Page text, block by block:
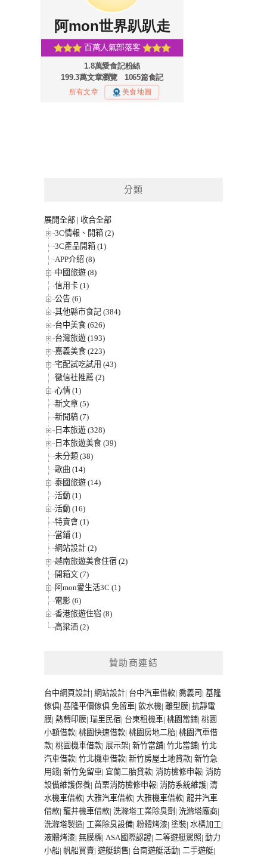
分類
展開全部 | 收合全部
3C情報、開箱 (2)
3C產品開箱 (1)
APP介紹 (8)
中國旅遊 (8)
信用卡 (1)
公告 (6)
其他縣市食記 (384)
台中美食 (626)
台灣旅遊 (193)
嘉義美食 (223)
宅配試吃試用 (43)
徵信社推薦 (2)
心情 (1)
新文章 (5)
新聞稿 (7)
日本旅遊 (328)
日本旅遊美食 (39)
未分類 (38)
歌曲 (14)
泰國旅遊 (14)
活動 (1)
活動 (16)
特賣會 (1)
當鋪 (1)
網站設計 (2)
越南旅遊美食住宿 (2)
開箱文 (7)
阿mon愛生活3C (1)
電影 (6)
香港旅遊住宿 (8)
高粱酒 (2)
贊助商連結
台中網頁設計| 網站設計| 台中汽車借款| 喬義司 | 基隆
傢俱| 基隆平價傢俱 免留車| 飲水機| 離型膜| 抗靜電
膜| 熱轉印膜| 瑞里民宿| 台東租機車| 桃園當鋪| 桃園
小額借款| 桃園快速借款| 桃園房地二胎| 桃園汽車借
款| 桃園機車借款| 展示架| 新竹當舖| 竹北當舖| 竹北
汽車借款| 竹北機車借款| 新竹房屋土地貸款| 新竹急
用錢| 新竹免留車| 宜蘭二胎貸款| 消防檢修申報| 消防
設備維護保養| 苗栗消防檢修申報| 消防系統維護| 清
水機車借款| 大雅汽車借款| 大雅機車借款| 龍井汽車
借款| 龍井機車借款| 洗滌塔工業除臭劑 | 洗滌塔廠商|
洗滌塔製造| 工業除臭設備| 粉體烤漆| 塗裝| 水標加工|
液體烤漆| 無膜標| ASA國際認證| 二等遊艇駕照| 動力
小船| 帆船買賣| 遊艇銷售| 台南遊艇活動| 二手遊艇|